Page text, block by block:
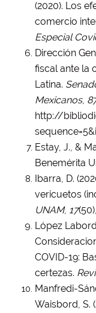
(2020). Los
comercio
Especial
Dirección
fiscal ante la
Latina.
Mexicanos,
http://
Estay, J., &
Benemérita
Ibarra, D.
vericuetos
UNAM, 17
López
COVID-19:
certezas.
Manfredi-
Waisbord, S.